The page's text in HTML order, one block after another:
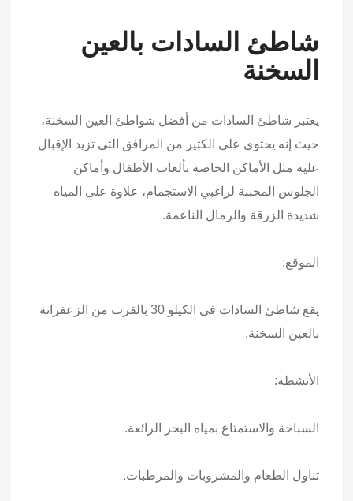
شاطئ السادات بالعين
السخنة
يعتبر شاطئ السادات من أفضل شواطئ العين السخنة،
حيث إنه يحتوي على الكثير من المرافق التى تزيد الإقبال
عليه مثل الأماكن الخاصة بألعاب الأطفال وأماكن
الجلوس المحببة لراغبي الاستجمام، علاوة على المياه
شديدة الزرقة والرمال الناعمة.
الموقع:
يقع شاطئ السادات فى الكيلو 30 بالقرب من الزعفرانة
بالعين السخنة.
الأنشطة:
السباحة والاستمتاع بمياه البحر الرائعة.
تناول الطعام والمشروبات والمرطبات.